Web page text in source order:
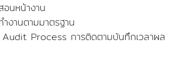
นหน้างาน
งานตามมาตรฐาน
Process การติดตามบันทึกเวลาผล